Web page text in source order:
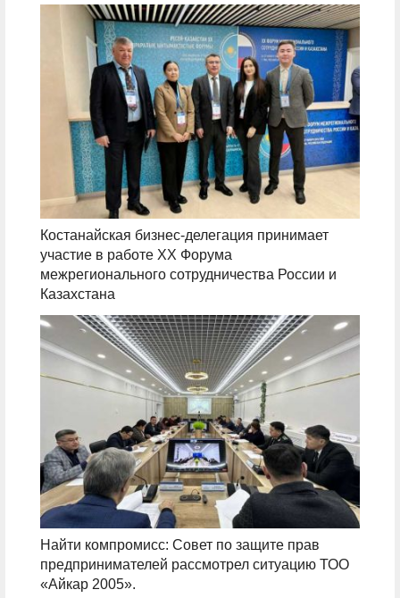
Костанайская бизнес-делегация принимает
участие в работе XX Форума
межрегионального сотрудничества России и
Казахстана
Найти компромисс: Совет по защите прав
предпринимателей рассмотрел ситуацию ТОО
«Айкар 2005».